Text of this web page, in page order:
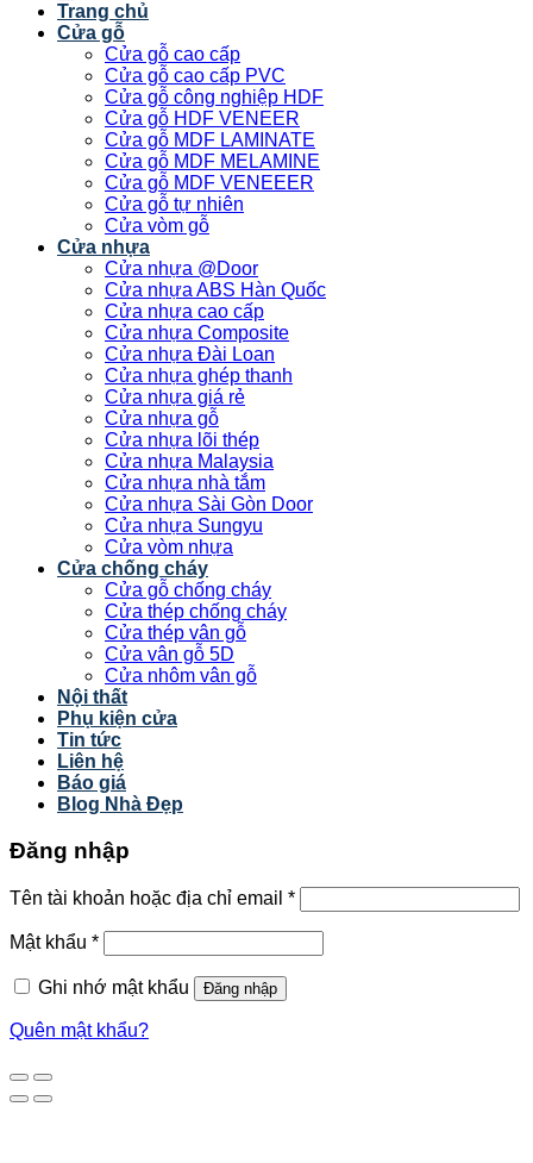
Trang chủ
Cửa gỗ
Cửa gỗ cao cấp
Cửa gỗ cao cấp PVC
Cửa gỗ công nghiệp HDF
Cửa gỗ HDF VENEER
Cửa gỗ MDF LAMINATE
Cửa gỗ MDF MELAMINE
Cửa gỗ MDF VENEEER
Cửa gỗ tự nhiên
Cửa vòm gỗ
Cửa nhựa
Cửa nhựa @Door
Cửa nhựa ABS Hàn Quốc
Cửa nhựa cao cấp
Cửa nhựa Composite
Cửa nhựa Đài Loan
Cửa nhựa ghép thanh
Cửa nhựa giá rẻ
Cửa nhựa gỗ
Cửa nhựa lõi thép
Cửa nhựa Malaysia
Cửa nhựa nhà tắm
Cửa nhựa Sài Gòn Door
Cửa nhựa Sungyu
Cửa vòm nhựa
Cửa chống cháy
Cửa gỗ chống cháy
Cửa thép chống cháy
Cửa thép vân gỗ
Cửa vân gỗ 5D
Cửa nhôm vân gỗ
Nội thất
Phụ kiện cửa
Tin tức
Liên hệ
Báo giá
Blog Nhà Đẹp
Đăng nhập
Tên tài khoản hoặc địa chỉ email *
Mật khẩu *
Ghi nhớ mật khẩu Đăng nhập
Quên mật khẩu?